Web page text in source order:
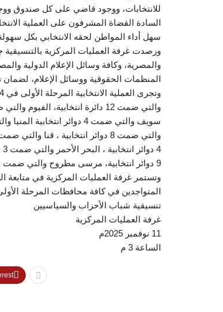
للانتخابات، ووجود قاضي على كل صندوق
السادة القضاة المشرفون على العملية
سهل أداء المواطن لحقه الانتخابي بكل
ورصدت غرفة العمليات المركزية بالتنسيقية
والمصرية، وكافة وسائل الإعلام الدولية
المنظمات الحقوقية ووسائل الإعلام، لضمان
9 دوائر انتخابية، مرسى مطروح والتي ضمت دائرتين.
وتستمر غرفة العمليات المركزية في متابعة
المتواجدين في كافة محافظات المرحلة
تنسيقية شباب الأحزاب والسياسيين
غرفة العمليات المركزية
11 نوفمبر 2025م
الساعة 3 م